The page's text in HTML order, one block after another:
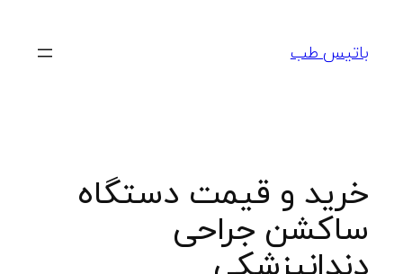
محتواباتیس طب
خرید و قیمت دستگاه
ساکشن جراحی